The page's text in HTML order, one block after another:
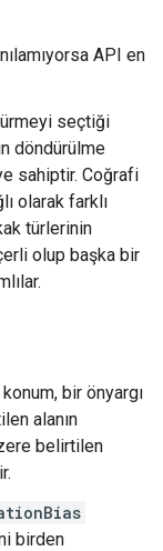
API en
seçtiği
döndürülme
sahiptir. Coğrafi
olarak farklı
türlerinin
olup başka bir
bir önyargı
alanın
belirtilen
birden